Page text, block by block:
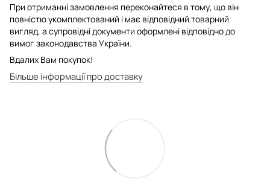
При отриманні замовлення переконайтеся в тому, що він
повністю укомплектований і має відповідний товарний
вигляд, а супровідні документи оформлені відповідно до
вимог законодавства України.
Вдалих Вам покупок!
Більше інформації про доставку